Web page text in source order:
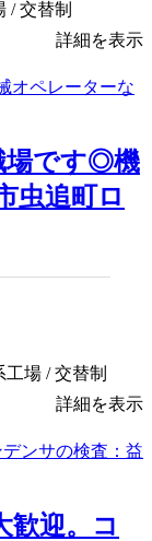
/ 交替制
詳細を表示
場です◎機
虫追町ロ
場 / 交替制
詳細を表示
歓迎。コ